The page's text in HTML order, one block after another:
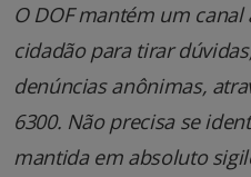
O DOF mantém um
cidadão para tirar
denúncias anônimas,
6300. Não precisa se
mantida em absoluto